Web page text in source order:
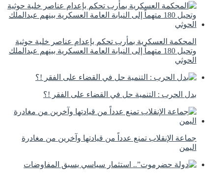
المحكمة العسكرية بمأرب تحكم بإعدام عناصر خلية حوثية
وتحيل 180 متهماً إلى النيابة العامة العسكرية بينهم عبدالملك
الحوثي
بدل الحرب : التنمية حل في القضاء على الفقر !؟
جماعة الإنقلاب تمنع عدداً من قيادتها وآخرين من مغادرة
اليمن